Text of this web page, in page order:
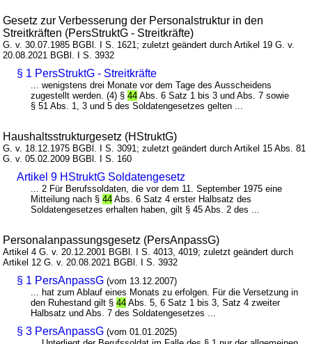
Gesetz zur Verbesserung der Personalstruktur in den
Streitkräften (PersStruktG - Streitkräfte)
G. v. 30.07.1985 BGBl. I S. 1621; zuletzt geändert durch Artikel 19 G. v.
20.08.2021 BGBl. I S. 3932
§ 1 PersStruktG - Streitkräfte
... wenigstens drei Monate vor dem Tage des Ausscheidens
zugestellt werden. (4) §44 Abs. 6 Satz 1 bis 3 und Abs. 7 sowie
§ 51 Abs. 1, 3 und 5 des Soldatengesetzes gelten ...
Haushaltsstrukturgesetz (HStruktG)
G. v. 18.12.1975 BGBl. I S. 3091; zuletzt geändert durch Artikel 15 Abs. 81
G. v. 05.02.2009 BGBl. I S. 160
Artikel 9 HStruktG Soldatengesetz
... 2 Für Berufssoldaten, die vor dem 11. September 1975 eine
Mitteilung nach §44 Abs. 6 Satz 4 erster Halbsatz des
Soldatengesetzes erhalten haben, gilt § 45 Abs. 2 des ...
Personalanpassungsgesetz (PersAnpassG)
Artikel 4 G. v. 20.12.2001 BGBl. I S. 4013, 4019; zuletzt geändert durch
Artikel 12 G. v. 20.08.2021 BGBl. I S. 3932
§ 1 PersAnpassG (vom 13.12.2007)
... hat zum Ablauf eines Monats zu erfolgen. Für die Versetzung in
den Ruhestand gilt §44 Abs. 5, 6 Satz 1 bis 3, Satz 4 zweiter
Halbsatz und Abs. 7 des Soldatengesetzes ...
§ 3 PersAnpassG (vom 01.01.2025)